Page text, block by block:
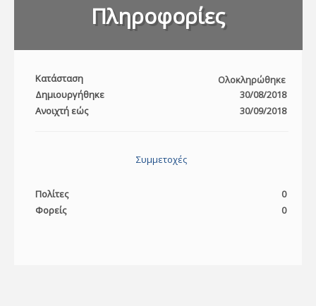
Πληροφορίες
Κατάσταση
Ολοκληρώθηκε
Δημιουργήθηκε
30/08/2018
Ανοιχτή εώς
30/09/2018
Συμμετοχές
Πολίτες
0
Φορείς
0